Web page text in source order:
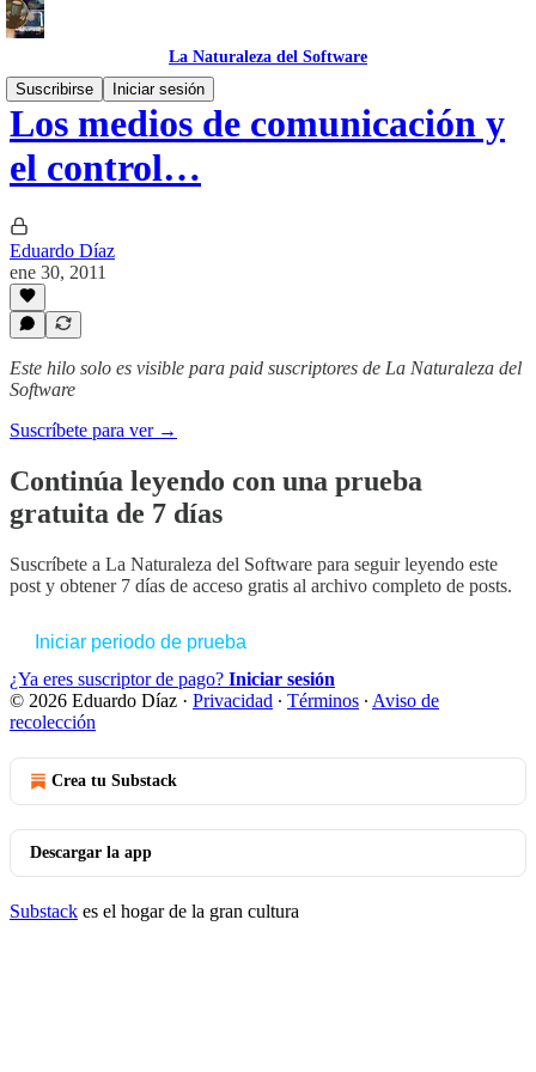
La Naturaleza del Software
Suscribirse
Iniciar sesión
Los medios de comunicación y
el control…
Eduardo Díaz
ene 30, 2011
Este hilo solo es visible para paid suscriptores de La Naturaleza del
Software
Suscríbete para ver →
Continúa leyendo con una prueba
gratuita de 7 días
Suscríbete a La Naturaleza del Software para seguir leyendo este
post y obtener 7 días de acceso gratis al archivo completo de posts.
Iniciar periodo de prueba
¿Ya eres suscriptor de pago? Iniciar sesión
© 2026 Eduardo Díaz · Privacidad ∙ Términos ∙ Aviso de
recolección
Crea tu Substack
Descargar la app
Substack es el hogar de la gran cultura